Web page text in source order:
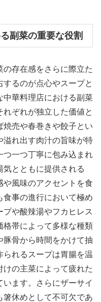
副菜の重要な役割
存在感をさらに際立た
るのが点心やスープと
中華料理店における副菜
ぞれが独立した価値と
売や春巻きや餃子とい
溢れ出す肉汁の旨味が特
つ一つ丁寧に包み込まれ
とともに提供される
風味のアクセントを食
事の進行において極め
や酸辣湯やフカヒレス
格帯によって多様な種類
豚骨から時間をかけて抽
られるスープは胃腸を温
の主菜によって疲れた
ます。さらにザーサイ
休めとして不可欠であ